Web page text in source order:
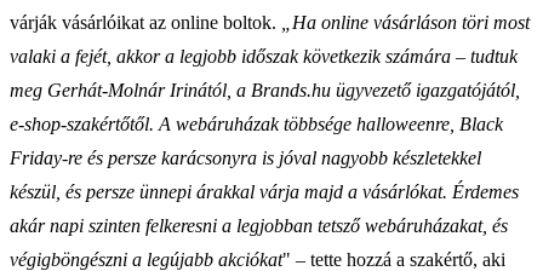
várják vásárlóikat az online boltok.
„Ha online vásárláson töri most
valaki a fejét, akkor a legjobb időszak következik számára – tudtuk
meg Gerhát-Molnár Irinától, a Brands.hu ügyvezető igazgatójától,
e-shop-szakértőtől. A webáruházak többsége halloweenre, Black
Friday-re és persze karácsonyra is jóval nagyobb készletekkel
készül, és persze ünnepi árakkal várja majd a vásárlókat. Érdemes
akár napi szinten felkeresni a legjobban tetsző webáruházakat, és
végigböngészni a legújabb akciókat" – tette hozzá a szakértő, aki